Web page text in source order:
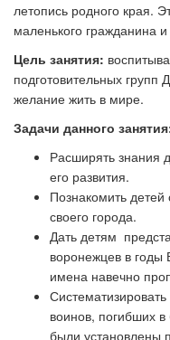
летопись родного края.
маленького гражданина
Цель занятия:
подготовительных групп
желание жить в мире.
Задачи данного
Расширять знания
его развития.
Познакомить
своего города.
Дать детям
воронежцев в годы
имена навечно
воинов, погибших
были установлены